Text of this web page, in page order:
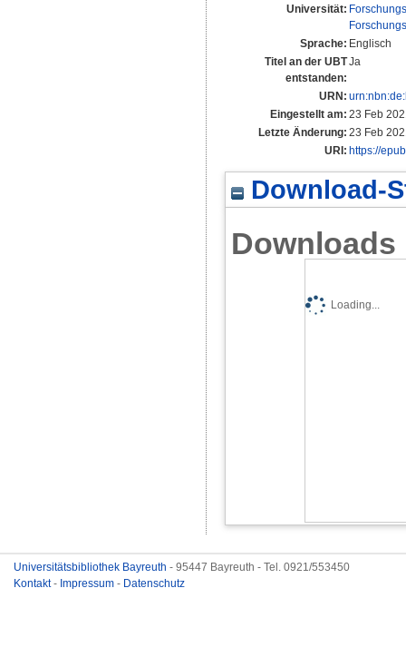
Universität:
Sprache: Englisch
Titel an der UBT
entstanden:
Ja
URN:
Eingestellt am: 23 Feb
Letzte Änderung: 23 Feb
URI: https://
Download-
Downloads
Loading...
Universitätsbibliothek Bayreuth - 95447 Bayreuth - Tel. 0921/553450
Kontakt- Impressum - Datenschutz